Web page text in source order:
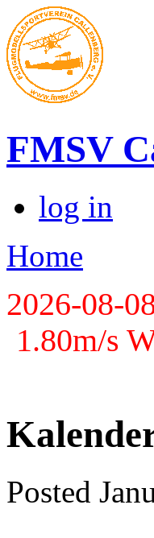
FMSV
log in
Home
2026-08-
1.80m/s
Posted